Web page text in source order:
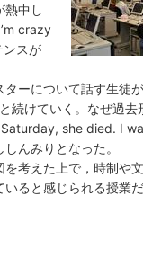
熱中し
crazy
スが
ターについて話す生徒
続けていく。なぜ過去
she died. I
んみりとなった。
を考えた上で，時制や
ると感じられる授業だ